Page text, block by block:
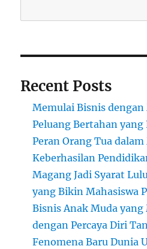
di
Bitcoin
Recent Posts
Memulai Bisnis dengan
Peluang Bertahan yang
Peran Orang Tua
Keberhasilan
Magang Jadi Syarat
yang Bikin Mahasiswa
Bisnis Anak Muda
dengan Percaya Diri
Fenomena Baru Dunia